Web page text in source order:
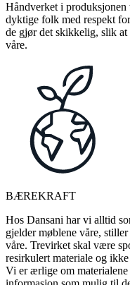
Håndverket i
dyktige folk med respekt
de gjør det skikkelig, slik at
våre.
BÆREKRAFT
Hos Dansani har vi alltid
gjelder møblene våre,
våre. Trevirket skal være
resirkulert materiale og
Vi er ærlige om